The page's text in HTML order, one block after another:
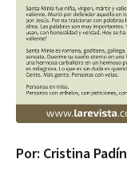
Por: Cristina Padín